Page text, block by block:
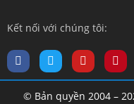
Kết nối với chúng tôi:
© Bản quyền 2004 –